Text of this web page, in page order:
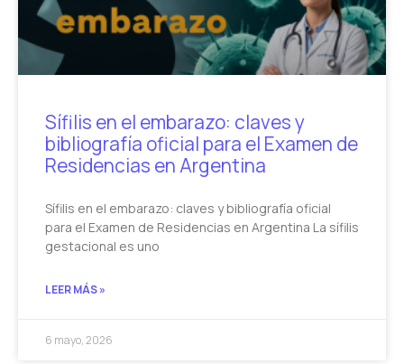
Sífilis en el embarazo: claves y
bibliografía oficial para el Examen de
Residencias en Argentina
Sífilis en el embarazo: claves y bibliografía oficial
para el Examen de Residencias en Argentina La sífilis
gestacional es uno
LEER MÁS »
6 mayo, 2026